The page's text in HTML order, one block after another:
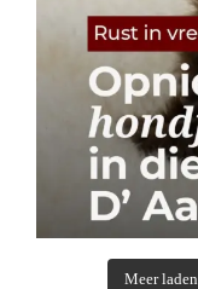
Meer laden